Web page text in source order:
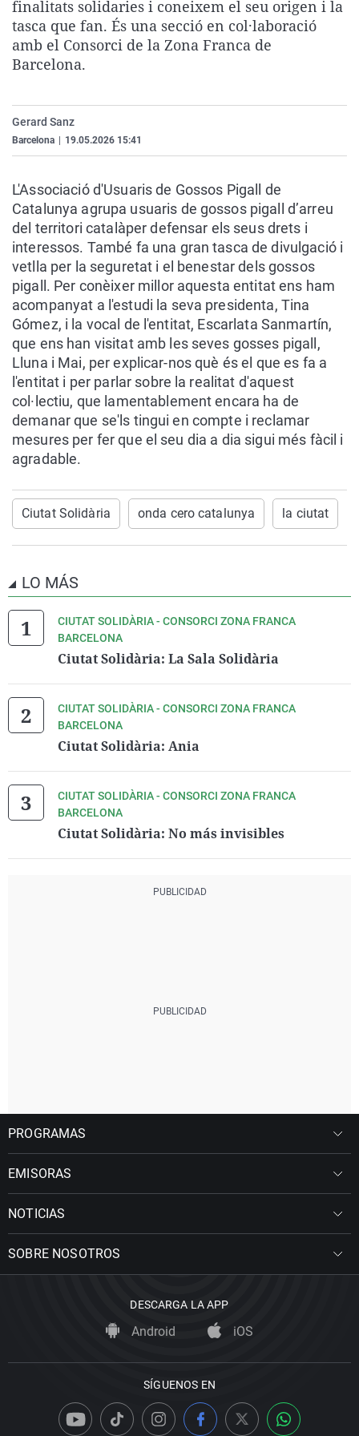
La rosa de los vientos
Gente viajera
Caso
Retornados
Extremadura
Galicia
Virales
Televisión
finalitats solidaries i coneixem el seu origen i la
tasca que fan. És una secció en col·laboració
amb el Consorci de la Zona Franca de
Barcelona.
Gerard Sanz
Barcelona 19.05.2026 15:41
L'Associació d'Usuaris de Gossos Pigall de
Catalunya agrupa usuaris de gossos pigall d’arreu
del territori catalàper defensar els seus drets i
interessos. També fa una gran tasca de divulgació i
vetlla per la seguretat i el benestar dels gossos
pigall. Per conèixer millor aquesta entitat ens ham
acompanyat a l'estudi la seva presidenta, Tina
Gómez, i la vocal de l'entitat, Escarlata Sanmartín,
que ens han visitat amb les seves gosses pigall,
Lluna i Mai, per explicar-nos què és el que es fa a
l'entitat i per parlar sobre la realitat d'aquest
col·lectiu, que lamentablement encara ha de
demanar que se'ls tingui en compte i reclamar
mesures per fer que el seu dia a dia sigui més fàcil i
agradable.
Ciutat Solidària onda cero catalunya la ciutat
LO MÁS
CIUTAT SOLIDÀRIA - CONSORCI ZONA FRANCA
BARCELONA
Ciutat Solidària: La Sala Solidària
CIUTAT SOLIDÀRIA - CONSORCI ZONA FRANCA
BARCELONA
Ciutat Solidària: Ania
CIUTAT SOLIDÀRIA - CONSORCI ZONA FRANCA
BARCELONA
Ciutat Solidària: No más invisibles
PROGRAMAS
EMISORAS
NOTICIAS
SOBRE NOSOTROS
DESCARGA LA APP
Android iOS
SÍGUENOS EN